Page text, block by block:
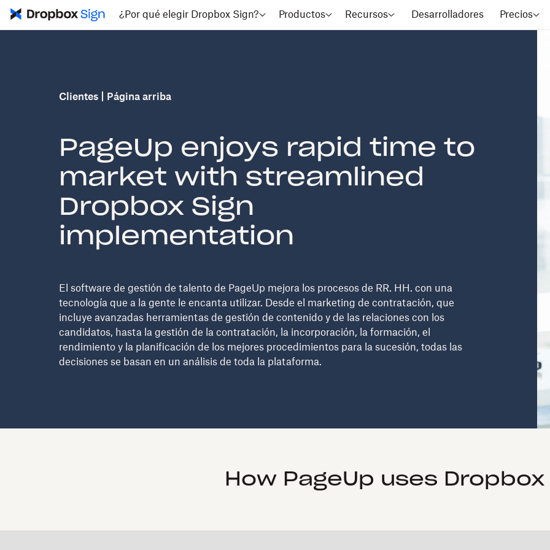
¿Por qué elegir Dropbox Sign? Productos Recursos Desarrolladores Precios
Clientes Página arriba
PageUp enjoys rapid time to
market with streamlined
Dropbox Sign
implementation
El software de gestión de talento de PageUp mejora los procesos de RR. HH. con una
tecnología que a la gente le encanta utilizar. Desde el marketing de contratación, que
incluye avanzadas herramientas de gestión de contenido y de las relaciones con los
candidatos, hasta la gestión de la contratación, la incorporación, la formación, el
rendimiento y la planificación de los mejores procedimientos para la sucesión, todas las
decisiones se basan en un análisis de toda la plataforma.
How PageUp uses Dropbox